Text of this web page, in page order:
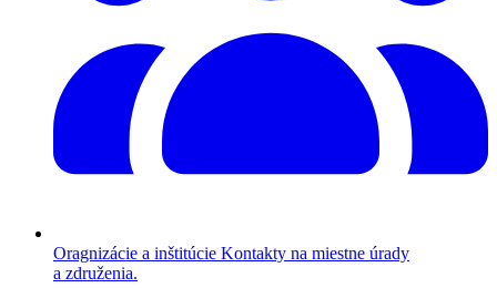
Oragnizácie a inštitúcie Kontakty na miestne úrady
a združenia.